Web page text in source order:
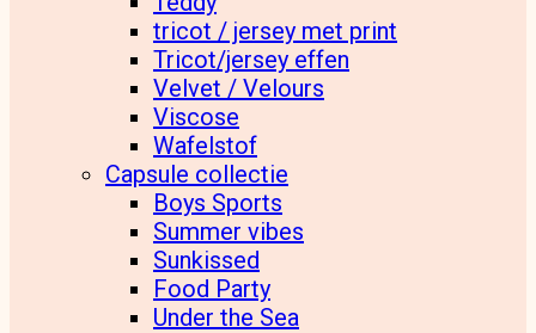
tricot / jersey met print
Tricot/jersey effen
Velvet / Velours
Viscose
Wafelstof
Capsule collectie
Boys Sports
Summer vibes
Sunkissed
Food Party
Under the Sea